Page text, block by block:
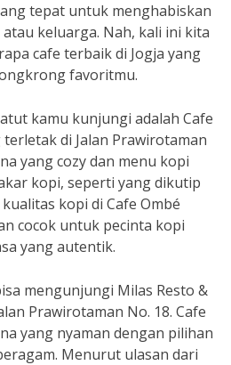
tepat untuk menghabiskan
keluarga. Nah, kali ini kita
cafe terbaik di Jogja yang
favoritmu.
kamu kunjungi adalah Cafe
terletak di Jalan Prawirotaman
yang cozy dan menu kopi
kopi, seperti yang dikutip
kopi di Cafe Ombé
cocok untuk pecinta kopi
yang autentik.
mengunjungi Milas Resto &
Prawirotaman No. 18. Cafe
yang nyaman dengan pilihan
Menurut ulasan dari